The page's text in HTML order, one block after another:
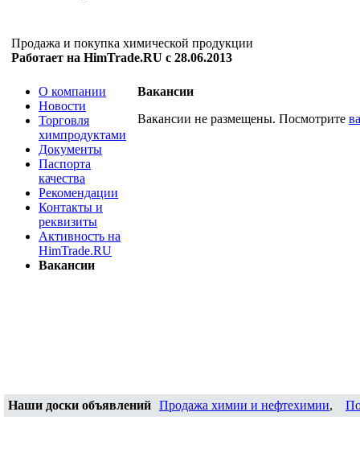
Продажа и покупка химической продукции
Работает на HimTrade.RU с 28.06.2013
О компании
Новости
Торговля
химпродуктами
Документы
Паспорта
качества
Рекомендации
Контакты и
реквизиты
Активность на
HimTrade.RU
Вакансии
Вакансии
Вакансии не размещены. Посмотрите
Наши доски объявлений Продажа химии и нефтехимии,